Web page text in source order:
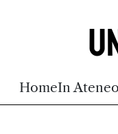
HomeIn Ateneo